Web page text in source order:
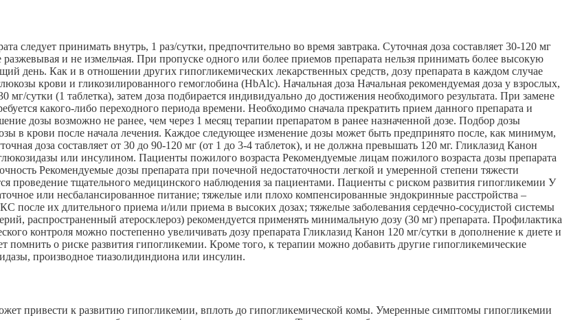
следует принимать внутрь, 1 раз/сутки, предпочтительно во время завтрака. Суточная доза составляет 30-120 мг
и не измельчая. При пропуске одного или более приемов препарата нельзя принимать более высокую
день. Как и в отношении других гипогликемических лекарственных средств, дозу препарата в каждом случае
крови и гликозилированного гемоглобина (HbAlc). Начальная доза Начальная рекомендуемая доза у взрослых,
сутки (1 таблетка), затем доза подбирается индивидуально до достижения необходимого результата. При замене
какого-либо переходного периода времени. Необходимо сначала прекратить прием данного препарата и
дозы возможно не ранее, чем через 1 месяц терапии препаратом в ранее назначенной дозе. Подбор дозы
в крови после начала лечения. Каждое следующее изменение дозы может быть предпринято после, как минимум,
доза составляет от 30 до 90-120 мг (от 1 до 3-4 таблеток), и не должна превышать 120 мг. Гликлазид Канон
или инсулином. Пациенты пожилого возраста Рекомендуемые лицам пожилого возраста дозы препарата
Рекомендуемые дозы препарата при почечной недостаточности легкой и умеренной степени тяжести
проведение тщательного медицинского наблюдения за пациентами. Пациенты с риском развития гипогликемии У
или несбалансированное питание; тяжелые или плохо компенсированные эндокринные расстройства –
после их длительного приема и/или приема в высоких дозах; тяжелые заболевания сердечно-сосудистой системы
распространенный атеросклероз) рекомендуется применять минимальную дозу (30 мг) препарата. Профилактика
контроля можно постепенно увеличивать дозу препарата Гликлазид Канон 120 мг/сутки в дополнение к диете и
о риске развития гипогликемии. Кроме того, к терапии можно добавить другие гипогликемические
производное тиазолидиндиона или инсулин.
привести к развитию гипогликемии, вплоть до гипогликемической комы. Умеренные симптомы гипогликемии